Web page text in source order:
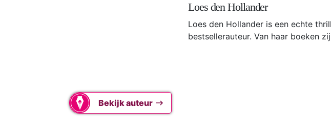
Bekijk auteur
Loes den Hollander
Loes den Hollander is een echte
bestsellerauteur. Van haar boeken